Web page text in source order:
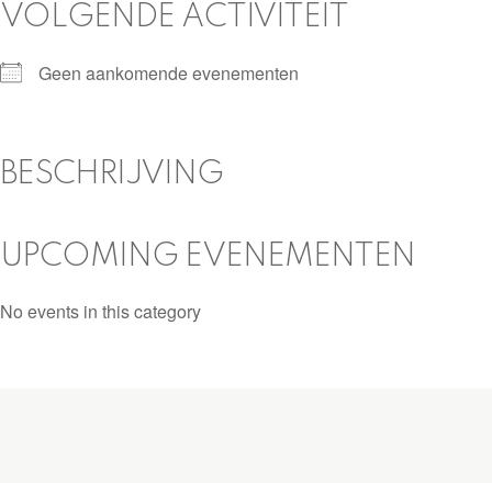
VOLGENDE ACTIVITEIT
Geen aankomende evenementen
BESCHRIJVING
UPCOMING EVENEMENTEN
No events in this category